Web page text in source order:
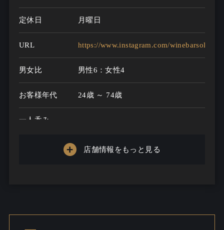
定休日 月曜日
URL https://www.instagram.com/winebarsoleil/
男女比 男性6：女性4
お客様年代 24歳 ～ 74歳
一人呑み
店舗情報をもっと見る